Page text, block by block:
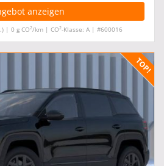
anzeigen
| 0 g CO2/km | CO2-Klasse: A | #600016